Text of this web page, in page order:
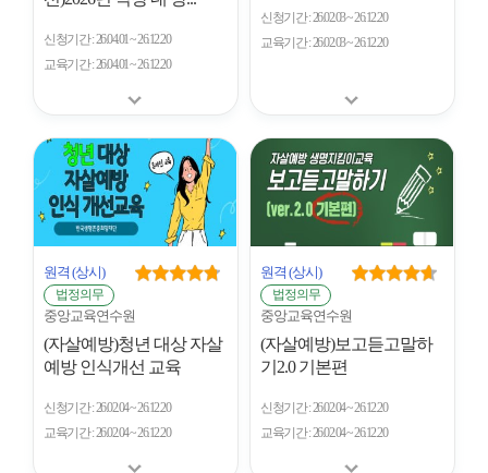
신청기간 26.04.01 ~ 26.12.20
교육기간 26.04.01 ~ 26.12.20
신청기간 26.02.03 ~ 26.12.20
교육기간 26.02.03 ~ 26.12.20
원격 (상시)
법정의무
중앙교육연수원
(자살예방)청년 대상 자살
예방 인식개선 교육
신청기간 26.02.04 ~ 26.12.20
교육기간 26.02.04 ~ 26.12.20
원격 (상시)
법정의무
중앙교육연수원
(자살예방)보고듣고말하
기2.0 기본편
신청기간 26.02.04 ~ 26.12.20
교육기간 26.02.04 ~ 26.12.20